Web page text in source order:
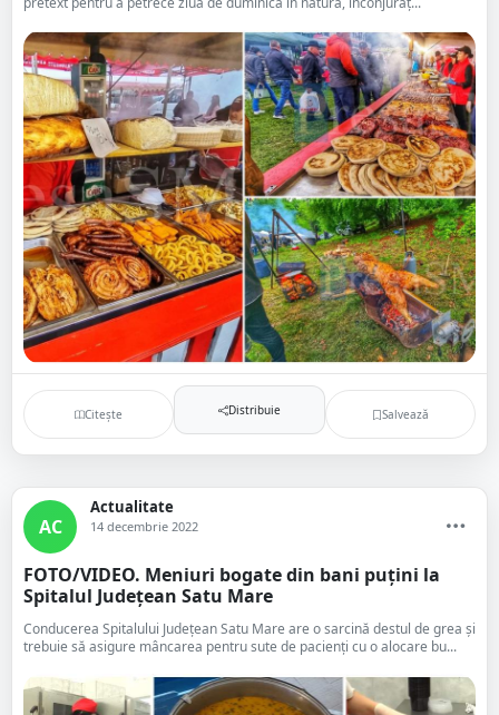
Citește Distribuie Salvează
AC
Actualitate
14 decembrie 2022
FOTO/VIDEO. Meniuri bogate din bani puțini la
Spitalul Județean Satu Mare
Conducerea Spitalului Județean Satu Mare are o sarcină destul de grea și
trebuie să asigure mâncarea pentru sute de pacienți cu o alocare bu...